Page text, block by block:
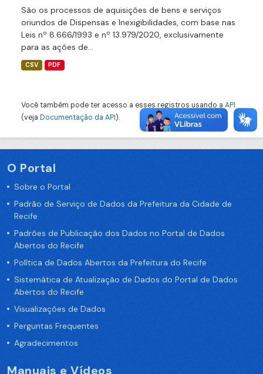
São os processos de aquisições de bens e serviços
oriundos de Dispensas e Inexigibilidades, com base nas
Leis nº 8.666/1993 e nº 13.979/2020, exclusivamente
para as ações de...
CSV PDF
Você também pode ter acesso a esses registros usando a API
(veja Documentação da API).
O Portal
Sobre o Portal
Padrão de Serviço de Dados da Prefeitura da Cidade de
Recife
Padrões de Publicação dos Dados no Portal de Dados
Abertos do Recife
Política de Dados Abertos da Prefeitura do Recife
Sistemática de Atualização de Dados do Portal de Dados
Abertos do Recife
Visualizações de Dados
Perguntas Frequentes
Agradecimentos
Manuais e Vídeos